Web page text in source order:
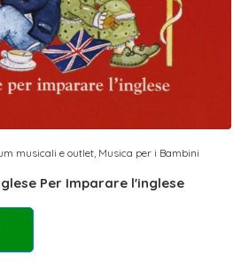
musicali e outlet, Musica per i Bambini
Per Imparare l'inglese